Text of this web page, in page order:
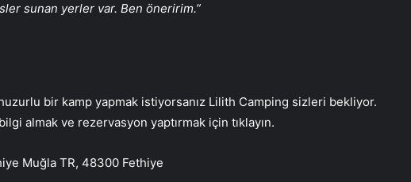
sunan yerler var. Ben öneririm.”
bir kamp yapmak istiyorsanız Lilith Camping sizleri bekliyor.
almak ve rezervasyon yaptırmak için tıklayın.
Muğla TR, 48300 Fethiye